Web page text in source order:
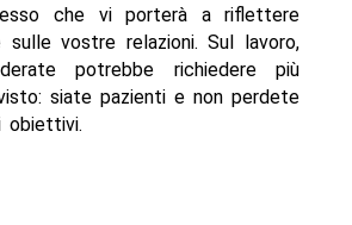
che vi porterà a riflettere
sulle vostre relazioni. Sul lavoro,
potrebbe richiedere più
siate pazienti e non perdete
obiettivi.